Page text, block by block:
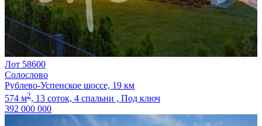
Лот 58600
Солослово
Рублево-Успенское шоссе, 19 км
574 м2, 13 соток, 4 спальни , Под ключ
392 000 000